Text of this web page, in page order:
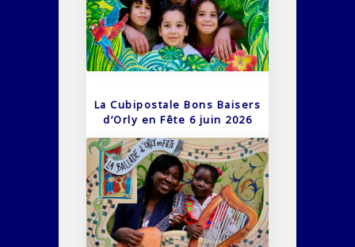
La Cubipostale Bons Baisers
d’Orly en Fête 6 juin 2026